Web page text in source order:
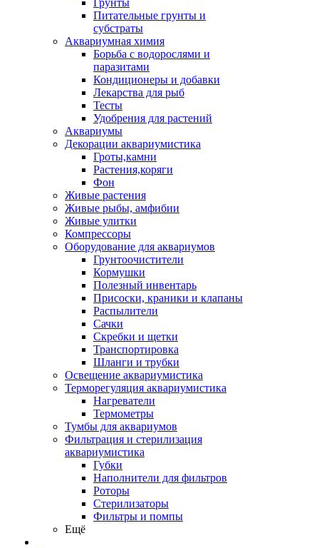
Грунты
Питательные грунты и
субстраты
Аквариумная химия
Борьба с водорослями и
паразитами
Кондиционеры и добавки
Лекарства для рыб
Тесты
Удобрения для растений
Аквариумы
Декорации аквариумистика
Гроты,камни
Растения,коряги
Фон
Живые растения
Живые рыбы, амфибии
Живые улитки
Компрессоры
Оборудование для аквариумов
Грунтоочистители
Кормушки
Полезный инвентарь
Присоски, краники и клапаны
Распылители
Сачки
Скребки и щетки
Транспортировка
Шланги и трубки
Освещение аквариумистика
Терморегуляция аквариумистика
Нагреватели
Термометры
Тумбы для аквариумов
Фильтрация и стерилизация
аквариумистика
Губки
Наполнители для фильтров
Роторы
Стерилизаторы
Фильтры и помпы
Ещё